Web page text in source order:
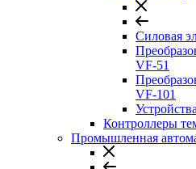
Силовая
VF-51
VF-101
Контроллеры
Промышленная